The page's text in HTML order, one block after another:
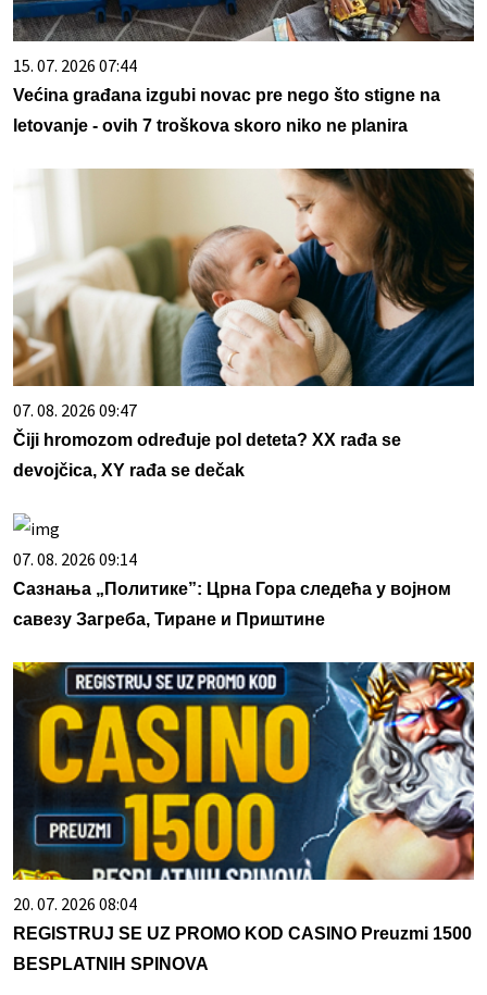
15. 07. 2026 07:44
Većina građana izgubi novac pre nego što stigne na
letovanje - ovih 7 troškova skoro niko ne planira
07. 08. 2026 09:47
Čiji hromozom određuje pol deteta? XX rađa se
devojčica, XY rađa se dečak
07. 08. 2026 09:14
Сазнања „Политике”: Црна Гора следећа у војном
савезу Загреба, Тиране и Приштине
20. 07. 2026 08:04
REGISTRUJ SE UZ PROMO KOD CASINO Preuzmi 1500
BESPLATNIH SPINOVA